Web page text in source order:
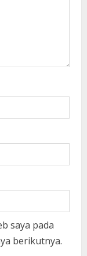
saya pada
berikutnya.